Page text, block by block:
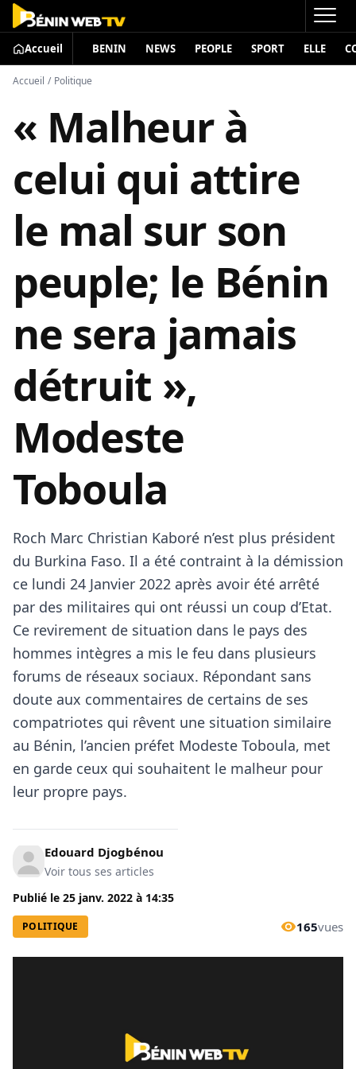
Accueil BENIN NEWS PEOPLE SPORT ELLE
Accueil / Politique
« Malheur à
celui qui attire
le mal sur son
peuple; le Bénin
ne sera jamais
détruit »,
Modeste
Toboula
Roch Marc Christian Kaboré n’est plus président
du Burkina Faso. Il a été contraint à la démission
ce lundi 24 Janvier 2022 après avoir été arrêté
par des militaires qui ont réussi un coup d’Etat.
Ce revirement de situation dans le pays des
hommes intègres a mis le feu dans plusieurs
forums de réseaux sociaux. Répondant sans
doute aux commentaires de certains de ses
compatriotes qui rêvent une situation similaire
au Bénin, l’ancien préfet Modeste Toboula, met
en garde ceux qui souhaitent le malheur pour
leur propre pays.
Edouard Djogbénou
Voir tous ses articles
Publié le 25 janv. 2022 à 14:35
POLITIQUE 165vues